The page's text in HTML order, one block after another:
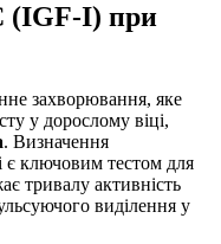
(IGF-I) при
захворювання, яке
у дорослому віці,
. Визначення
є ключовим тестом для
тривалу активність
виділення у